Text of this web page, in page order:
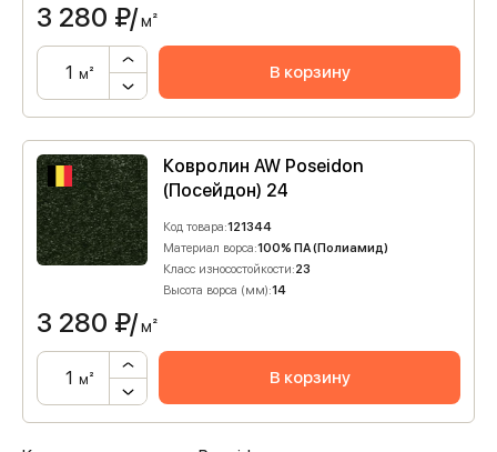
3 280 ₽/м²
м² В корзину
Ковролин AW Poseidon
(Посейдон) 24
Код товара:121344
Материал ворса:100% ПА (Полиамид)
Класс износостойкости:23
Высота ворса (мм):14
3 280 ₽/м²
м² В корзину